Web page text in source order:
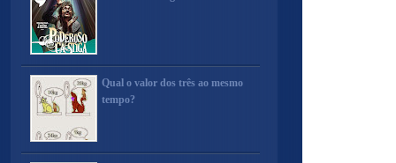
Qual o valor dos três ao mesmo
tempo?